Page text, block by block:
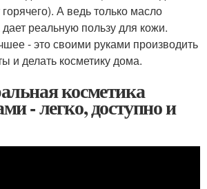
А ведь только масло
реальную пользу для кожи.
- это своими руками производить
и делать косметику дома.
косметика
- легко, доступно и